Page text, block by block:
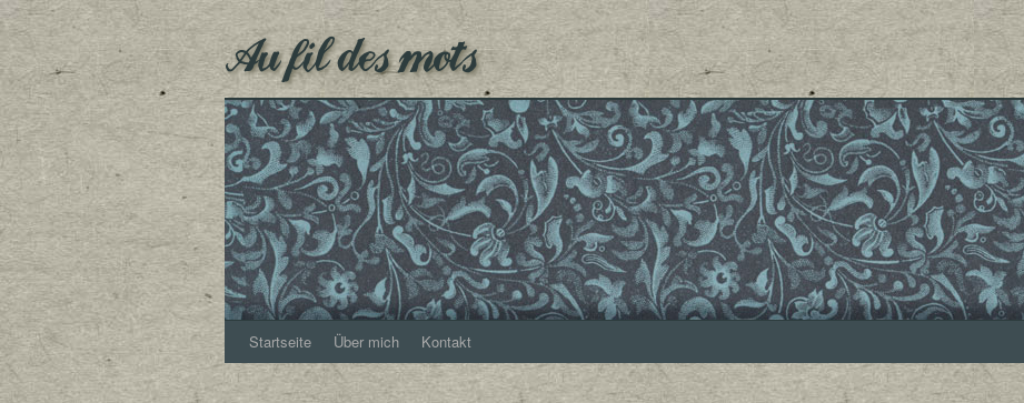
Au fil des mots
Startseite Über mich Kontakt